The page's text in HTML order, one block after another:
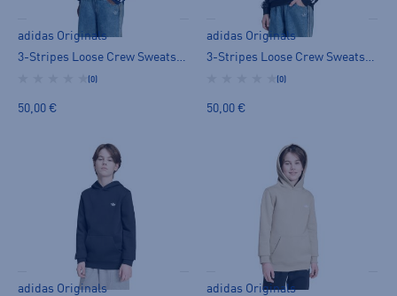
adidas Originals
3-Stripes Loose Crew Sweatshirt
(0)
50,00 €
adidas Originals
3-Stripes Loose Crew Sweatshirt
(0)
50,00 €
adidas Originals
adidas Originals